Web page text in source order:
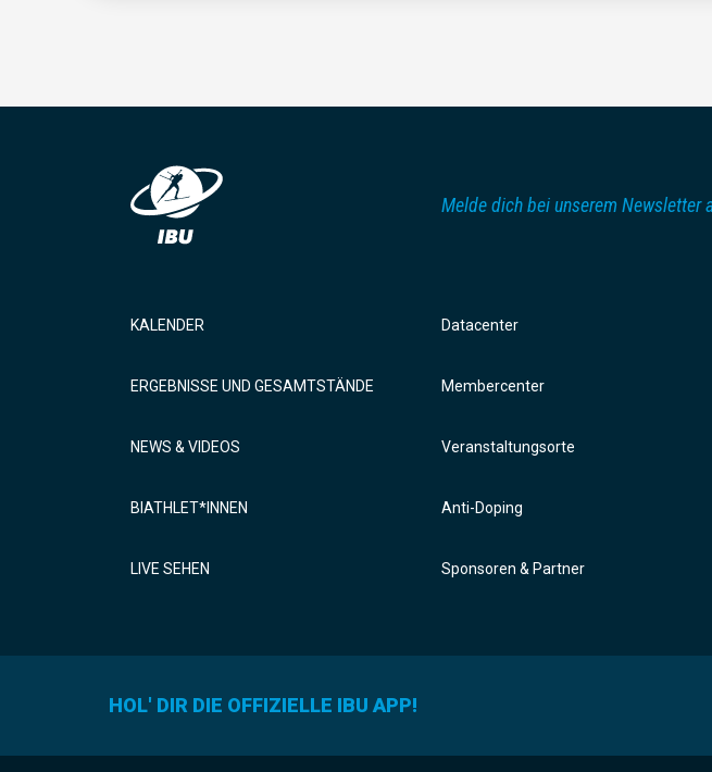
Melde dich bei unserem Newsletter
KALENDER
ERGEBNISSE UND GESAMTSTÄNDE
NEWS & VIDEOS
BIATHLET*INNEN
LIVE SEHEN
Datacenter
Membercenter
Veranstaltungsorte
Anti-Doping
Sponsoren & Partner
HOL' DIR DIE OFFIZIELLE IBU APP!